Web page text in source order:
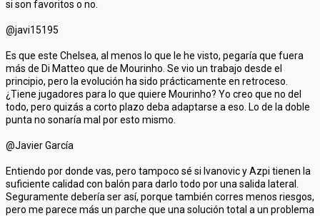
si son favoritos o no.
@javi15195
Es que este Chelsea, al menos lo que le he visto, pegaría que fuera
más de Di Matteo que de Mourinho. Se vio un trabajo desde el
principio, pero la evolución ha sido prácticamente en retroceso.
¿Tiene jugadores para lo que quiere Mourinho? Yo creo que no del
todo, pero quizás a corto plazo deba adaptarse a eso. Lo de la doble
punta no sonaría mal por esto mismo.
@Javier García
Entiendo por donde vas, pero tampoco sé si Ivanovic y Azpi tienen la
suficiente calidad con balón para darlo todo por una salida lateral.
Seguramente debería ser así, porque también corres menos riesgos,
pero me parece más un parche que una solución total a un problema